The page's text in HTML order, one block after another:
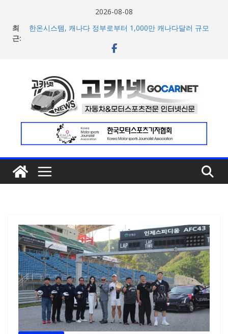
2026-08-08
최
근:
한온시스템, 캐나다 정부로부터 1,000만 캐나다달러 규모
넥센타이어 주최 ‘2026 스피드웨이 모터 페스티벌’ 3R 나이
작 비하인드 영상 공개
벤틀리, 첫 순수 전기 어반 럭셔리 SUV 토르칼 탑재될 ‘큐레
이션 엔진’ 공개
마일레, 코너링 쏠림·하체 소음 잡는 ‘스테빌라이저 링크’ 정
비 솔루션 제안